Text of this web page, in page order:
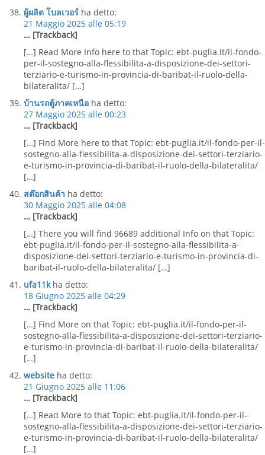
ผู้ผลิต โบลเวอร์ ha detto:
21 Maggio 2025 alle 05:19
… [Trackback]
[…] Read More Info here to that Topic: ebt-puglia.it/il-fondo-
per-il-sostegno-alla-flessibilita-a-disposizione-dei-settori-
terziario-e-turismo-in-provincia-di-baribat-il-ruolo-della-
bilateralita/ […]
บ้านรถตู้ภาคเหนือ ha detto:
27 Maggio 2025 alle 00:23
… [Trackback]
[…] Find More here to that Topic: ebt-puglia.it/il-fondo-per-il-
sostegno-alla-flessibilita-a-disposizione-dei-settori-terziario-
e-turismo-in-provincia-di-baribat-il-ruolo-della-bilateralita/
[…]
สต๊อกสินค้า ha detto:
30 Maggio 2025 alle 04:08
… [Trackback]
[…] There you will find 96689 additional Info on that Topic:
ebt-puglia.it/il-fondo-per-il-sostegno-alla-flessibilita-a-
disposizione-dei-settori-terziario-e-turismo-in-provincia-di-
baribat-il-ruolo-della-bilateralita/ […]
ufa11k ha detto:
18 Giugno 2025 alle 04:29
… [Trackback]
[…] Find More on that Topic: ebt-puglia.it/il-fondo-per-il-
sostegno-alla-flessibilita-a-disposizione-dei-settori-terziario-
e-turismo-in-provincia-di-baribat-il-ruolo-della-bilateralita/
[…]
website ha detto:
21 Giugno 2025 alle 11:06
… [Trackback]
[…] Read More to that Topic: ebt-puglia.it/il-fondo-per-il-
sostegno-alla-flessibilita-a-disposizione-dei-settori-terziario-
e-turismo-in-provincia-di-baribat-il-ruolo-della-bilateralita/
[…]